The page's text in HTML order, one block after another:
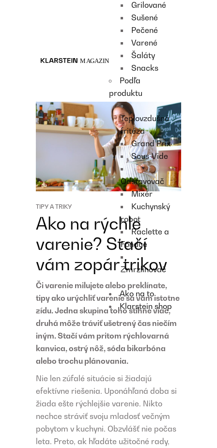
Grilované
Sušené
Pečené
Varené
Šaláty
Snacks
Podľa
produktu
Teplovzdušná
fritéza
Grand Prix
Sous-Vide
Odšťavovač
Mixér
Kuchynský
robot
Raclette a
Fondue
Zmrzlinovač
Ako na to
Klarstein shop
TIPY A TRIKY
Ako na rýchle
varenie? Stačí
vám zopár trikov
Či varenie milujete alebo preklínate,
tipy ako urýchliť varenie sa vám istotne
zídu. Jedna skupina toho stihne viac,
druhá môže tráviť ušetrený čas niečím
iným. Stačí vám pritom rýchlovarná
kanvica, ostrý nôž, sóda bikarbóna
alebo trochu plánovania.
Nie len zúfalé situácie si žiadajú
efektívne riešenia. Uponáhľaná doba si
žiada ešte rýchlejšie varenie. Nikto
nechce stráviť svoju mladosť večným
pobytom v kuchyni. Obzvlášť nie počas
leta. Preto, ak hľadáte užitočné rady,